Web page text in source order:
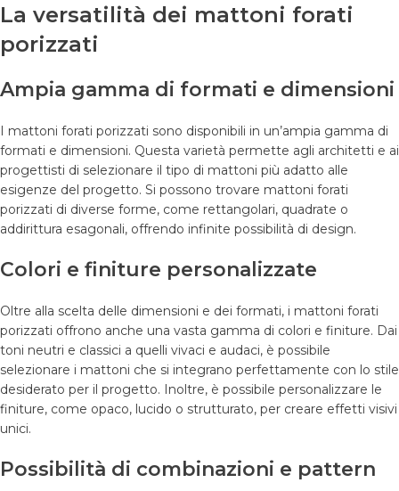
La versatilità dei mattoni forati
porizzati
Ampia gamma di formati e dimensioni
I mattoni forati porizzati sono disponibili in un’ampia gamma di
formati e dimensioni. Questa varietà permette agli architetti e ai
progettisti di selezionare il tipo di mattoni più adatto alle
esigenze del progetto. Si possono trovare mattoni forati
porizzati di diverse forme, come rettangolari, quadrate o
addirittura esagonali, offrendo infinite possibilità di design.
Colori e finiture personalizzate
Oltre alla scelta delle dimensioni e dei formati, i mattoni forati
porizzati offrono anche una vasta gamma di colori e finiture. Dai
toni neutri e classici a quelli vivaci e audaci, è possibile
selezionare i mattoni che si integrano perfettamente con lo stile
desiderato per il progetto. Inoltre, è possibile personalizzare le
finiture, come opaco, lucido o strutturato, per creare effetti visivi
unici.
Possibilità di combinazioni e pattern